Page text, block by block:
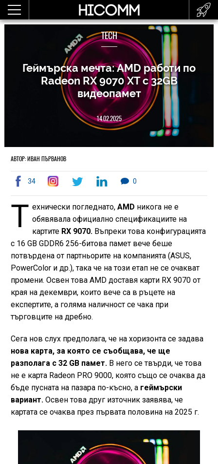
TECH
Геймърска мечта: AMD работи по
Radeon RX 9070 XT с 32GB
видеопамет
14.02.2025
АВТОР: ИВАН ПЪРВАНОВ
34 0
Т ехнически погледнато,AMD никога не е
обявявала официално спецификациите на
картите RX 9070. Въпреки това конфигурацията
с 16 GB GDDR6 256-битова памет вече беше
потвърдена от партньорите на компанията (ASUS,
PowerColor и др.), така че на този етап не се очакват
промени. Освен това AMD доставя карти RX 9070 от
края на декември, които вече са в ръцете на
експертите, а голяма наличност се чака при
търговците на дребно.
Сега нов слух предполага, че на хоризонта се задава
нова карта, за която се съобщава, че ще
разполага с 32 GB памет.В него се твърди, че това
не е карта Radeon PRO 9000, която също се очаква да
бъде пусната на пазара по-късно, а геймърски
вариант.Освен това друг източник заявява, че
картата се очаква през първата половина на 2025 г.